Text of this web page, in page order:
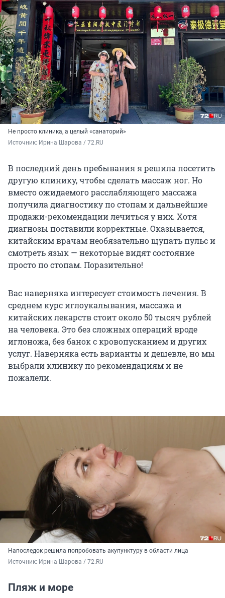
Не просто клиника, а целый «санаторий»
Источник: Ирина Шарова / 72.RU
В последний день пребывания я решила посетить
другую клинику, чтобы сделать массаж ног. Но
вместо ожидаемого расслабляющего массажа
получила диагностику по стопам и дальнейшие
продажи-рекомендации лечиться у них. Хотя
диагнозы поставили корректные. Оказывается,
китайским врачам необязательно щупать пульс и
смотреть язык — некоторые видят состояние
просто по стопам. Поразительно!
Вас наверняка интересует стоимость лечения. В
среднем курс иглоукалывания, массажа и
китайских лекарств стоит около 50 тысяч рублей
на человека. Это без сложных операций вроде
иглоножа, без банок с кровопусканием и других
услуг. Наверняка есть варианты и дешевле, но мы
выбрали клинику по рекомендациям и не
пожалели.
Напоследок решила попробовать акупунктуру в области лица
Источник: Ирина Шарова / 72.RU
Пляж и море